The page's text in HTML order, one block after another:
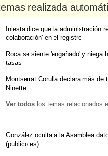
realizada
Iniesta dice que la administración
colaboración' en el registro
Roca se siente 'engañado' y niega
tasas
Montserrat Corulla declara más
Ninette
Ver todos los temas relacionados
González oculta a la Asamblea
(publico.es)